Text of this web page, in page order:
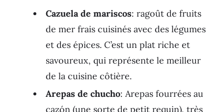
Cazuela de mariscos: ragoût de fruits
de mer frais cuisinés avec des légumes
et des épices. C’est un plat riche et
savoureux, qui représente le meilleur
de la cuisine côtière.
Arepas de chucho: Arepas fourrées au
cazón (une sorte de petit requin), très